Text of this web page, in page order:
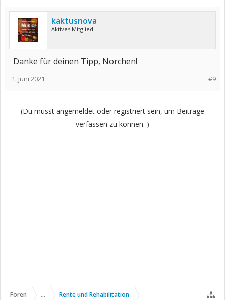
kaktusnova
Aktives Mitglied
Danke für deinen Tipp, Norchen!
#9
1. Juni 2021
(Du musst angemeldet oder registriert sein, um Beiträge
verfassen zu können. )
Foren ... Rente und Rehabilitation